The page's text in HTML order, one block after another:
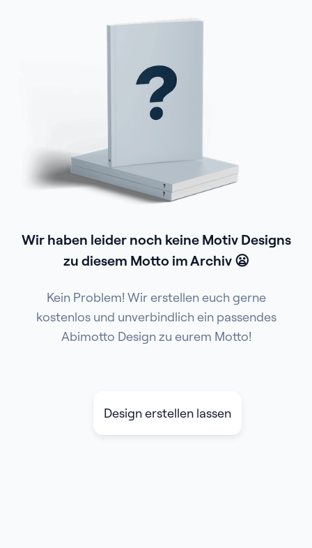
Wir haben leider noch keine Motiv Designs
zu diesem Motto im Archiv 😦
Kein Problem! Wir erstellen euch gerne
kostenlos und unverbindlich ein passendes
Abimotto Design zu eurem Motto!
Design erstellen lassen